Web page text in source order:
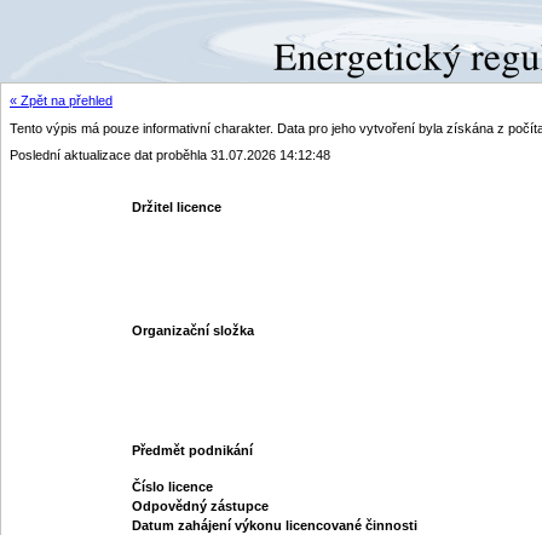
« Zpět na přehled
Tento výpis má pouze informativní charakter. Data pro jeho vytvoření byla získána z
Poslední aktualizace dat proběhla 31.07.2026 14:12:48
Držitel licence
Organizační složka
Předmět podnikání
Číslo licence
Odpovědný zástupce
Datum zahájení výkonu licencované činnosti